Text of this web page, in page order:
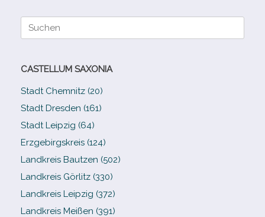
Suche
CASTELLUM SAXONIA
Stadt Chemnitz (20)
Stadt Dresden (161)
Stadt Leipzig (64)
Erzgebirgskreis (124)
Landkreis Bautzen (502)
Landkreis Görlitz (330)
Landkreis Leipzig (372)
Landkreis Meißen (391)